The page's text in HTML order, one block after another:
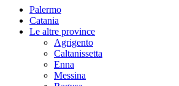
Palermo
Catania
Le altre province
Agrigento
Caltanissetta
Enna
Messina